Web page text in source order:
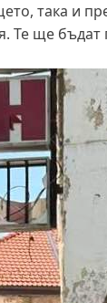
така и
Те ще